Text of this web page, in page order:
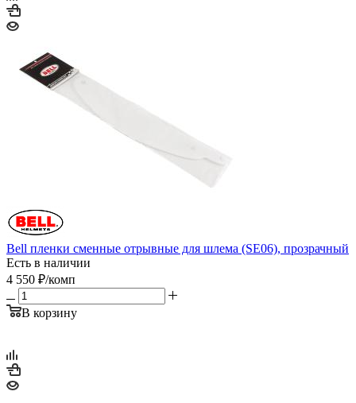
Bell пленки сменные отрывные для шлема (SE06), прозрачный
Есть в наличии
4 550 ₽/комп
В корзину